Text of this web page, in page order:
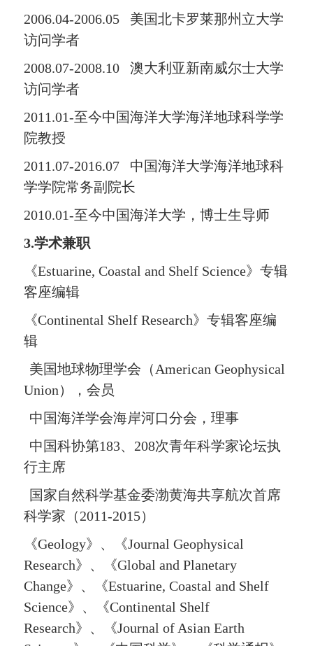
2006.04-2006.05 美国北卡罗莱那州立大学
访问学者
2008.07-2008.10澳大利亚新南威尔士大学
访问学者
2011.01-至今中国海洋大学海洋地球科学学
院教授
2011.07-2016.07 中国海洋大学海洋地球科
学学院常务副院长
2010.01-至今中国海洋大学，博士生导师
3.学术兼职
《Estuarine, Coastal and Shelf Science》专辑
客座编辑
《Continental Shelf Research》专辑客座编
辑
美国地球物理学会（ American Geophysical
Union），会员
中国海洋学会海岸河口分会，理事
中国科协第183、 208次青年科学家论坛执
行主席
国家自然科学基金委渤黄海共享航次首席
科学家（2011-2015）
《Geology》、《Journal Geophysical
Research》、《Global and Planetary
Change》、《Estuarine, Coastal and Shelf
Science》、《Continental Shelf
Research》、《Journal of Asian Earth